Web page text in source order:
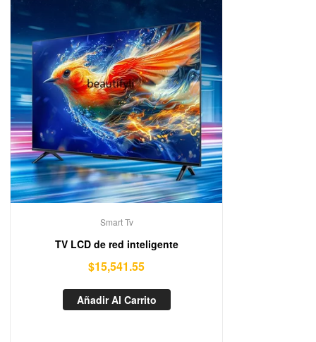
Smart Tv
TV LCD de red inteligente
$15,541.55
Añadir Al Carrito